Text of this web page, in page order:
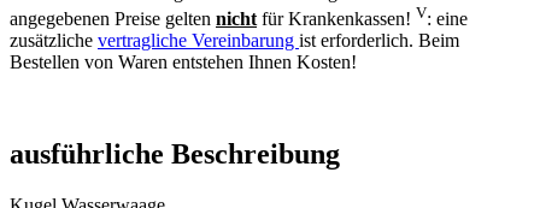
angegebenen Preise gelten nicht für Krankenkassen! V: eine
zusätzliche vertragliche Vereinbarung ist erforderlich. Beim
Bestellen von Waren entstehen Ihnen Kosten!
ausführliche Beschreibung